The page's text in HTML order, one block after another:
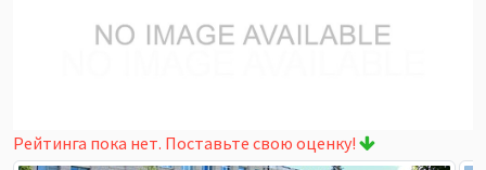
Рейтинга пока нет. Поставьте свою оценку!